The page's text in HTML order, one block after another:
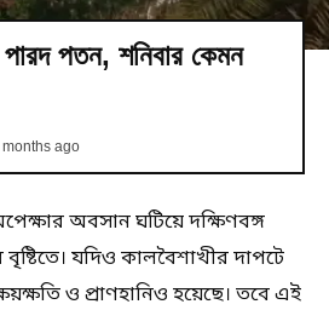
পারদ পতন, শনিবার কেমন
ago
অবসান ঘটিয়ে দক্ষিণবঙ্গ
বৃষ্টিতে। যদিও কালবৈশাখীর দাপটে
ও প্রাণহানিও হয়েছে। তবে এই